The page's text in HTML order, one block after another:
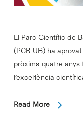
El Parc Científic de
(PCB-UB) ha
pròxims quatre
l’excel·lència
Read More